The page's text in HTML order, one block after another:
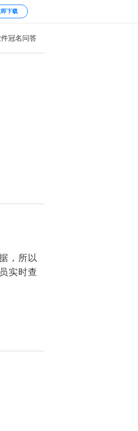
下载
冠名问答
，所以
实时查